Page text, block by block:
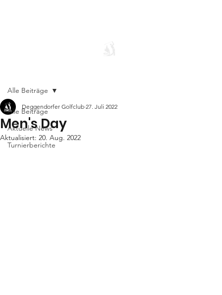
Alle Beiträge
Aktuelle News
Turnierberichte
Alle Beiträge
Men's Day
Deggendorfer Golfclub 27. Juli 2022
Aktualisiert: 20. Aug. 2022